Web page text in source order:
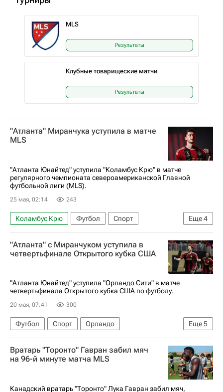
MLS
Результаты
Клубные товарищеские матчи
Результаты
"Атланта" Миранчука уступила в матче
MLS
"Атланта Юнайтед" уступила "Коламбус Крю" в матче
регулярного чемпионата североамериканской Главной
футбольной лиги (MLS).
25 мая, 02:14 243
Еще4
Коламбус Крю Футбол
Спорт
Диего Росси
Алексей Миранчук
Атланта Юнайтед
Major League Soccer 2025
"Атланта" с Миранчуком уступила в
четвертьфинале Открытого кубка США
"Атланта Юнайтед" уступила "Орландо Сити" в матче
четвертьфинала Открытого кубка США по футболу.
20 мая, 07:41 300
Еще5
Футбол Спорт
Орландо
Алексей Миранчук
США
Эммануэль Латте Лат
Орландо Сити
Вратарь "Торонто" Гавран забил мяч
на 96-й минуте матча MLS
Канадский вратарь "Торонто" Лука Гавран забил мяч,